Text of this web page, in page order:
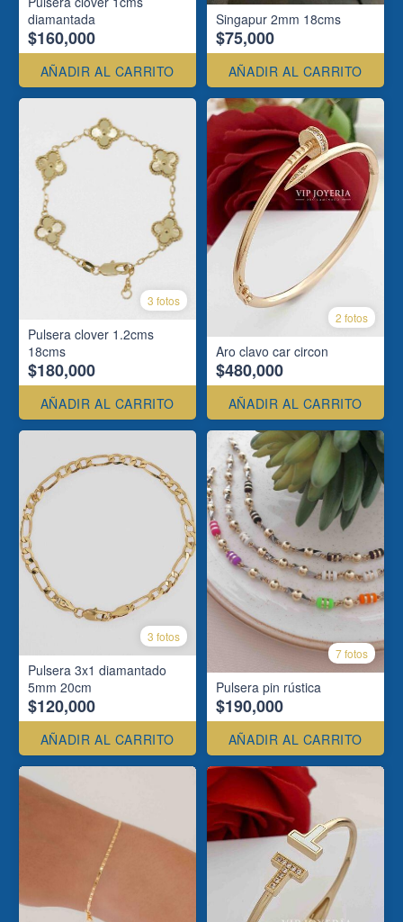
diamantada
$160,000
AÑADIR AL CARRITO
Singapur 2mm 18cms
$75,000
AÑADIR AL CARRITO
3 fotos
Pulsera clover 1.2cms
18cms
$180,000
AÑADIR AL CARRITO
2 fotos
Aro clavo car circon
$480,000
AÑADIR AL CARRITO
3 fotos
Pulsera 3x1 diamantado
5mm 20cm
$120,000
AÑADIR AL CARRITO
7 fotos
Pulsera pin rústica
$190,000
AÑADIR AL CARRITO